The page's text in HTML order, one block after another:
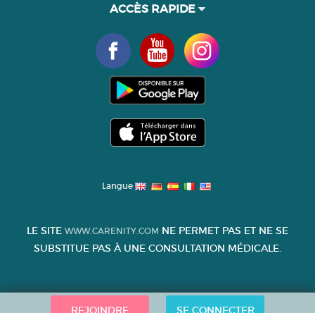
REJOINDRE SE CONNECTER
ACCÈS RAPIDE
Langue
LE SITE WWW.CARENITY.COM NE PERMET PAS ET NE SE
SUBSTITUE PAS À UNE CONSULTATION MÉDICALE.